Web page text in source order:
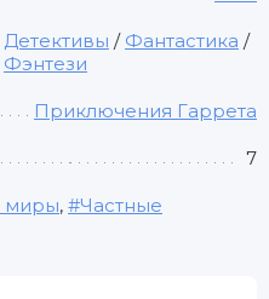
Детективы / Фантастика /
Фэнтези
Приключения Гаррета
7
миры,
Частные